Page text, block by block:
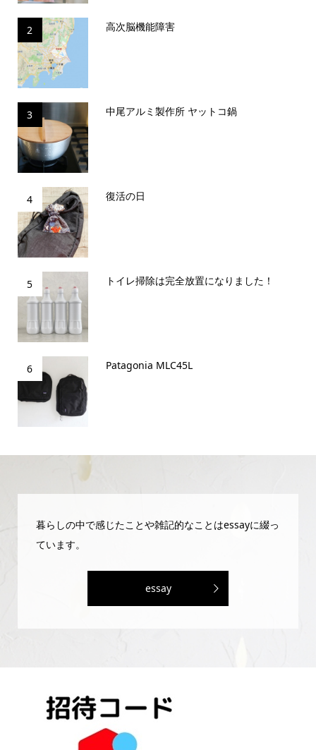
2 高次脳機能障害
3 中尾アルミ製作所 ヤットコ鍋
4 復活の日
5 トイレ掃除は完全放置になりました！
6 Patagonia MLC45L
暮らしの中で感じたことや雑記的なことはessayに綴っ
ています。
essay